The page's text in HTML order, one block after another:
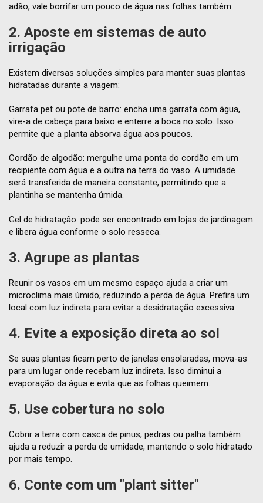
adão, vale borrifar um pouco de água nas folhas também.
2. Aposte em sistemas de auto
irrigação
Existem diversas soluções simples para manter suas plantas
hidratadas durante a viagem:
Garrafa pet ou pote de barro: encha uma garrafa com água,
vire-a de cabeça para baixo e enterre a boca no solo. Isso
permite que a planta absorva água aos poucos.
Cordão de algodão: mergulhe uma ponta do cordão em um
recipiente com água e a outra na terra do vaso. A umidade
será transferida de maneira constante, permitindo que a
plantinha se mantenha úmida.
Gel de hidratação: pode ser encontrado em lojas de jardinagem
e libera água conforme o solo resseca.
3. Agrupe as plantas
Reunir os vasos em um mesmo espaço ajuda a criar um
microclima mais úmido, reduzindo a perda de água. Prefira um
local com luz indireta para evitar a desidratação excessiva.
4. Evite a exposição direta ao sol
Se suas plantas ficam perto de janelas ensolaradas, mova-as
para um lugar onde recebam luz indireta. Isso diminui a
evaporação da água e evita que as folhas queimem.
5. Use cobertura no solo
Cobrir a terra com casca de pinus, pedras ou palha também
ajuda a reduzir a perda de umidade, mantendo o solo hidratado
por mais tempo.
6. Conte com um "plant sitter"